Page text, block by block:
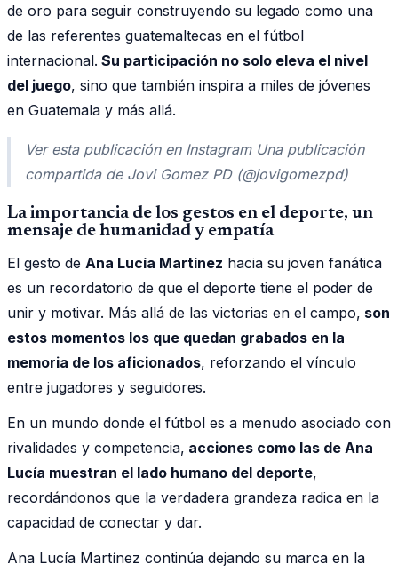
de oro para seguir construyendo su legado como una
de las referentes guatemaltecas en el fútbol
internacional. Su participación no solo eleva el nivel
del juego, sino que también inspira a miles de jóvenes
en Guatemala y más allá.
Ver esta publicación en Instagram Una publicación
compartida de Jovi Gomez PD (@jovigomezpd)
La importancia de los gestos en el deporte, un
mensaje de humanidad y empatía
El gesto de Ana Lucía Martínez hacia su joven fanática
es un recordatorio de que el deporte tiene el poder de
unir y motivar. Más allá de las victorias en el campo, son
estos momentos los que quedan grabados en la
memoria de los aficionados, reforzando el vínculo
entre jugadores y seguidores.
En un mundo donde el fútbol es a menudo asociado con
rivalidades y competencia, acciones como las de Ana
Lucía muestran el lado humano del deporte,
recordándonos que la verdadera grandeza radica en la
capacidad de conectar y dar.
Ana Lucía Martínez continúa dejando su marca en la